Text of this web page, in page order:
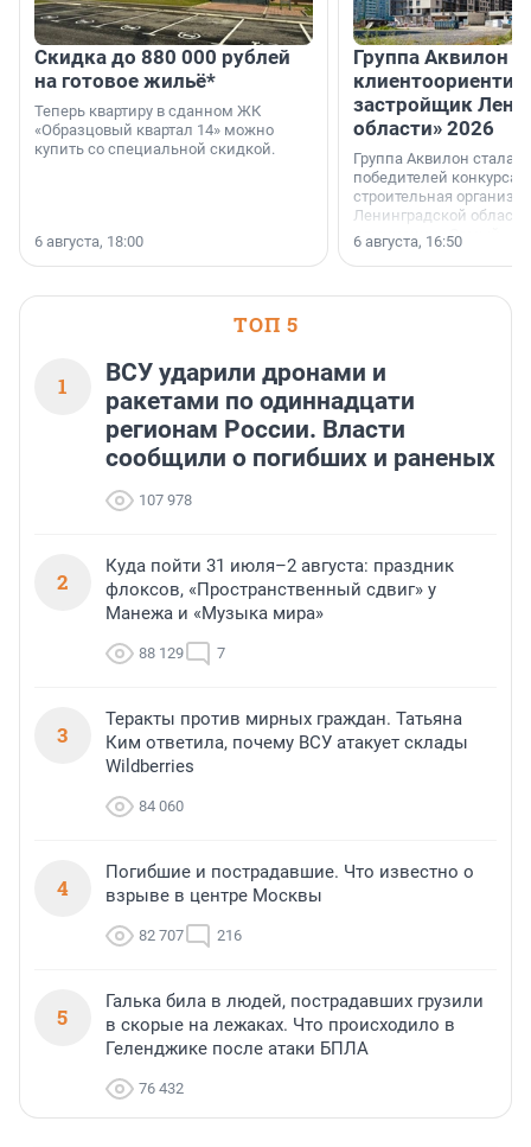
Скидка до 880 000 рублей
на готовое жильё*
Теперь квартиру в сданном ЖК
«Образцовый квартал 14» можно
купить со специальной скидкой.
6 августа, 18:00
Группа Аквилон
застройщик
области» 2026
Группа Аквилон стала
победителей конкурса
строительная
Ленинградской области
номинации «Самый
застройщик
6 августа, 16:50
ТОП 5
1
ВСУ ударили дронами и
ракетами по одиннадцати
регионам России. Власти
сообщили о погибших и раненых
107 978
2
Куда пойти 31 июля–2 августа: праздник
флоксов, «Пространственный сдвиг» у
Манежа и «Музыка мира»
88 129 7
3
Теракты против мирных граждан. Татьяна
Ким ответила, почему ВСУ атакует склады
Wildberries
84 060
4
Погибшие и пострадавшие. Что известно о
взрыве в центре Москвы
82 707 216
5
Галька била в людей, пострадавших грузили
в скорые на лежаках. Что происходило в
Геленджике после атаки БПЛА
76 432